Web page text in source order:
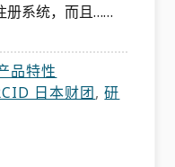
册系统，而且……
品特性
日本财团,研